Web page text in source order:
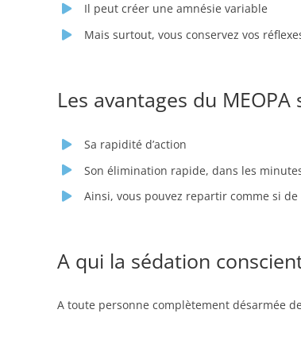
Il peut créer une amnésie variable
Mais surtout, vous conservez vos
Les avantages du MEOPA
Sa rapidité d’action
Son élimination rapide, dans les
Ainsi, vous pouvez repartir comme si
A qui la sédation
A toute personne complètement désarmée